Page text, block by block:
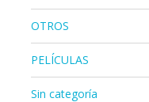
OTROS
PELÍCULAS
Sin categoría